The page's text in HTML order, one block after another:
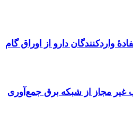
واردکنندگان دارو از اوراق گام
غیر مجاز از شبکه برق جمع‌آوری